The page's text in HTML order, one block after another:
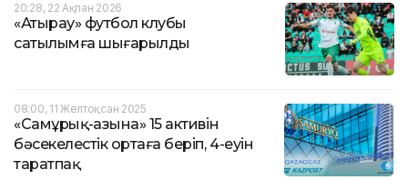
20:28, 22 Ақпан 2026
«Атырау» футбол клубы
сатылымға шығарылды
08:00, 11 Желтоқсан 2025
«Самұрық-Қазына» 15 активін
бәсекелестік ортаға беріп, 4-еуін
таратпақ